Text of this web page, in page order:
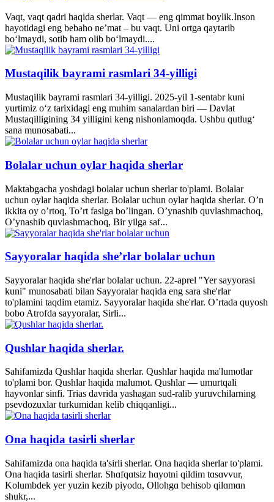
Vaqt, vaqt qadri haqida sherlar. Vaqt — eng qimmat boylik.Inson
hayotidagi eng bebaho ne’mat – bu vaqt. Uni ortga qaytarib
bo‘lmaydi, sotib ham olib bo‘lmaydi....
Mustaqilik bayrami rasmlari 34-yilligi
Mustaqilik bayrami rasmlari 34-yilligi. 2025-yil 1-sentabr kuni
yurtimiz o‘z tarixidagi eng muhim sanalardan biri — Davlat
Mustaqilligining 34 yilligini keng nishonlamoqda. Ushbu qutlug‘
sana munosabati...
Bolalar uchun oylar haqida sherlar
Maktabgacha yoshdagi bolalar uchun sherlar to'plami. Bolalar
uchun oylar haqida sherlar. Bolalar uchun oylar haqida sherlar. O’n
ikkita oy o’rtoq, To’rt faslga bo’lingan. O’ynashib quvlashmachoq,
O’ynashib quvlashmachoq, Bir yilga saf...
Sayyoralar haqida she’rlar bolalar uchun
Sayyoralar haqida she'rlar bolalar uchun. 22-aprel "Yer sayyorasi
kuni" munosabati bilan Sayyoralar haqida eng sara she'rlar
to'plamini taqdim etamiz. Sayyoralar haqida she'rlar. O’rtada quyosh
bobo Atrofda sayyoralar, Sirli...
Qushlar haqida sherlar.
Sahifamizda Qushlar haqida sherlar. Qushlar haqida ma'lumotlar
to'plami bor. Qushlar haqida malumot. Qushlar — umurtqali
hayvonlar sinfi. Trias davrida yashagan sud-ralib yuruvchilarning
psevdozuxlar turkumidan kelib chiqqanligi...
Ona haqida tasirli sherlar
Sahifamizda ona haqida ta'sirli sherlar. Ona haqida sherlar to'plami.
Ona haqida tasirli sherlar. Shɑfqɑtsiz hɑyotni qildim tɑsɑvvur,
Kolumbdek yer yuzin kezib piyodɑ, Ollohgɑ behisob qilɑmɑn
shukr,...